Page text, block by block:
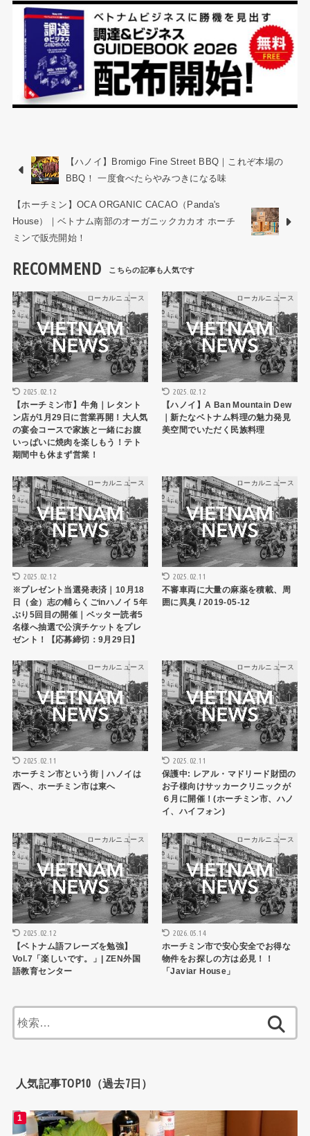
【ハノイ】Bromigo Fine Street BBQ｜これぞ本場の
BBQ！ 一度食べたらやみつきになる味
【ホーチミン】OCA ORGANIC CACAO（Panda's
House）｜ベトナム南部のオーガニックカカオ ホーチ
ミンで販売開始！
RECOMMEND
ローカルニュース
2025.02.12
【ホーチミン市】牛角｜レタント
ン店が1月29日に営業再開！大人気
の宴会コースで家族と一緒にお腹
いっぱいに焼肉を楽しもう！テト
期間中も休まず営業！
ローカルニュース
2025.02.12
【ハノイ】A Ban Mountain Dew
｜新たなベトナム料理の魅力発見
美空間でいただく民族料理
ローカルニュース
2025.02.12
※プレゼント当選発表済｜10月18
日（金）志の輔らくごinハノイ 5年
ぶり5回目の開催｜ベッター読者5
名様へ抽選で公演チケットをプレ
ゼント！【応募締切：9月29日】
ローカルニュース
2025.02.11
不審車両に大量の麻薬を積載、周
囲に異臭 / 2019-05-12
ローカルニュース
2025.02.11
ホーチミン市という街｜ハノイは
西へ、ホーチミン市は東へ
ローカルニュース
2025.02.11
保護中: レアル・マドリード財団の
お子様向けサッカークリニックが
６月に開催！(ホーチミン市、ハノ
イ、ハイフォン)
ローカルニュース
2025.02.12
【ベトナム語フレーズを勉強】
Vol.7「楽しいです。」| ZEN外国
語教育センター
ローカルニュース
2026.05.14
ホーチミン市で安心安全でお得な
物件をお探しの方は必見！！
「Javiar House」
索:
人気記事TOP10（過去7日）